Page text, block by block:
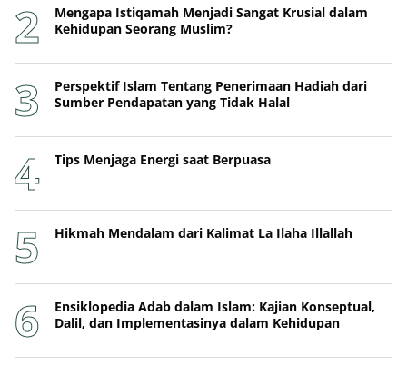
Mengapa Istiqamah Menjadi Sangat Krusial dalam
Kehidupan Seorang Muslim?
Perspektif Islam Tentang Penerimaan Hadiah dari
Sumber Pendapatan yang Tidak Halal
Tips Menjaga Energi saat Berpuasa
Hikmah Mendalam dari Kalimat La Ilaha Illallah
Ensiklopedia Adab dalam Islam: Kajian Konseptual,
Dalil, dan Implementasinya dalam Kehidupan